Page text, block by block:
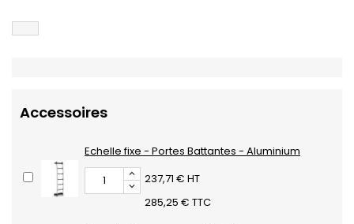
Accessoires
Echelle fixe - Portes Battantes - Aluminium
237,71 € HT
285,25 € TTC